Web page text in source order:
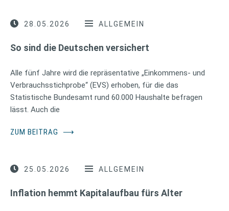
28.05.2026 ALLGEMEIN
So sind die Deutschen versichert
Alle fünf Jahre wird die repräsentative „Einkommens- und
Verbrauchsstichprobe“ (EVS) erhoben, für die das
Statistische Bundesamt rund 60.000 Haushalte befragen
lässt. Auch die
ZUM BEITRAG ⟶
25.05.2026 ALLGEMEIN
Inflation hemmt Kapitalaufbau fürs Alter